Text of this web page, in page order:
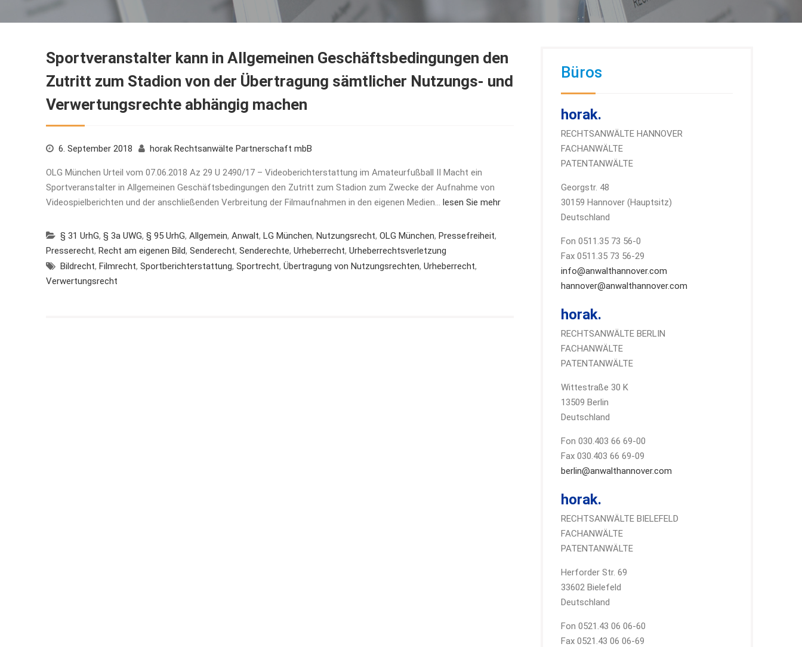
Sportveranstalter kann in Allgemeinen Geschäftsbedingungen den
Zutritt zum Stadion von der Übertragung sämtlicher Nutzungs- und
Verwertungsrechte abhängig machen
6. September 2018 horak Rechtsanwälte Partnerschaft mbB
OLG München Urteil vom 07.06.2018 Az 29 U 2490/17 – Videoberichterstattung im Amateurfußball II Macht ein
Sportveranstalter in Allgemeinen Geschäftsbedingungen den Zutritt zum Stadion zum Zwecke der Aufnahme von
Videospielberichten und der anschließenden Verbreitung der Filmaufnahmen in den eigenen Medien… lesen Sie mehr
§ 31 UrhG, § 3a UWG, § 95 UrhG, Allgemein, Anwalt, LG München, Nutzungsrecht, OLG München, Pressefreiheit,
Presserecht, Recht am eigenen Bild, Senderecht, Senderechte, Urheberrecht, Urheberrechtsverletzung
Bildrecht, Filmrecht, Sportberichterstattung, Sportrecht, Übertragung von Nutzungsrechten, Urheberrecht,
Verwertungsrecht
Büros
horak.
RECHTSANWÄLTE HANNOVER
FACHANWÄLTE
PATENTANWÄLTE
Georgstr. 48
30159 Hannover (Hauptsitz)
Deutschland
Fon 0511.35 73 56-0
Fax 0511.35 73 56-29
info@anwalthannover.com
hannover@anwalthannover.com
horak.
RECHTSANWÄLTE BERLIN
FACHANWÄLTE
PATENTANWÄLTE
Wittestraße 30 K
13509 Berlin
Deutschland
Fon 030.403 66 69-00
Fax 030.403 66 69-09
berlin@anwalthannover.com
horak.
RECHTSANWÄLTE BIELEFELD
FACHANWÄLTE
PATENTANWÄLTE
Herforder Str. 69
33602 Bielefeld
Deutschland
Fon 0521.43 06 06-60
Fax 0521.43 06 06-69